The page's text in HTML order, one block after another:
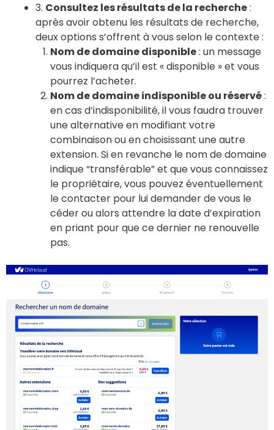
3. Consultez les résultats de la recherche:
après avoir obtenu les résultats de recherche,
deux options s’offrent à vous selon le contexte :
Nom de domaine disponible: un message
vous indiquera qu’il est « disponible » et vous
pourrez l’acheter.
Nom de domaine indisponible ou réservé:
en cas d’indisponibilité, il vous faudra trouver
une alternative en modifiant votre
combinaison ou en choisissant une autre
extension. Si en revanche le nom de domaine
indique “transférable” et que vous connaissez
le propriétaire, vous pouvez éventuellement
le contacter pour lui demander de vous le
céder ou alors attendre la date d’expiration
en priant pour que ce dernier ne renouvelle
pas.